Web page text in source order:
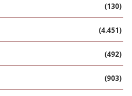
(130)
(4.451)
(492)
(903)